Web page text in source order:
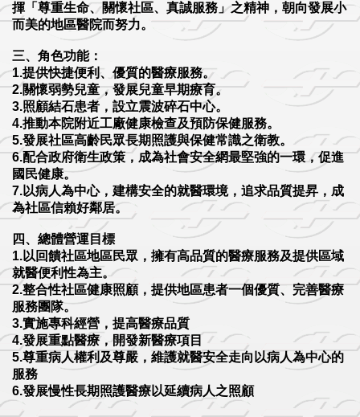
揮「尊重生命、關懷社區、真誠服務」之精神，朝向發展小
而美的地區醫院而努力。
三、角色功能：
1.提供快捷便利、優質的醫療服務。
2.關懷弱勢兒童，發展兒童早期療育。
3.照顧結石患者，設立震波碎石中心。
4.推動本院附近工廠健康檢查及預防保健服務。
5.發展社區高齡民眾長期照護與保健常識之衛教。
6.配合政府衛生政策，成為社會安全網最堅強的一環，促進
國民健康。
7.以病人為中心，建構安全的就醫環境，追求品質提昇，成
為社區信賴好鄰居。
四、總體營運目標
1.以回饋社區地區民眾，擁有高品質的醫療服務及提供區域
就醫便利性為主。
2.整合性社區健康照顧，提供地區患者一個優質、完善醫療
服務團隊。
3.實施專科經營，提高醫療品質
4.發展重點醫療，開發新醫療項目
5.尊重病人權利及尊嚴，維護就醫安全走向以病人為中心的
服務
6.發展慢性長期照護醫療以延續病人之照顧